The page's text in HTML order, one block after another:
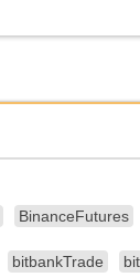
BinanceFutures
bitbankTrade